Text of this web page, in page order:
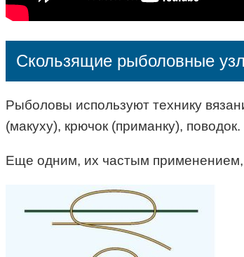
Скользящие рыболовные
Рыболовы используют технику
(макуху), крючок (приманку), поводок.
Еще одним, их частым применением,